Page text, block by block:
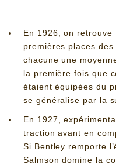
En 1926, on
premières places
chacune une
la première fois que
étaient équipées du
se généralise par la
En 1927,
traction avant en
Si Bentley remporte
Salmson domine la